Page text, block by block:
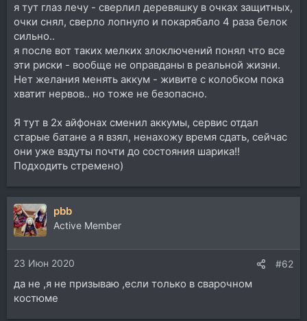
я тут глаз лечу - сверлил деревяшку в очках защитных,
очки снял, сверло лопнуло и покарябало 4 раза белок
сильно..
я после вот таких мелких злоключений понял что все
эти риски - вообще не оправданы в реальной жизни.
Нет желания менять аккум - живите с колобком пока
хватит нервов.. но тоже не безопасно.
Я тут в 2х айфонах сменил аккумы, сервис отдал
старые батане а я взял, ненахожу время сдать, сейчас
они уже вздуты почти до состояния шарика!!
Подходить стремено)
pbb
Active Member
23 Июн 2020 #62
да не ,я не призываю ,если только в сварочном
костюме